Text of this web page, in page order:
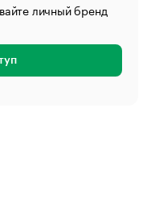
личный бренд